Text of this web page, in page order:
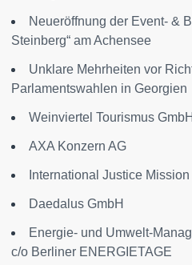
Neueröffnung der Event- &
Steinberg“ am Achensee
Unklare Mehrheiten vor
Parlamentswahlen in Georgien
Weinviertel Tourismus GmbH
AXA Konzern AG
International Justice
Daedalus GmbH
Energie- und Umwelt-
c/o Berliner ENERGIETAGE